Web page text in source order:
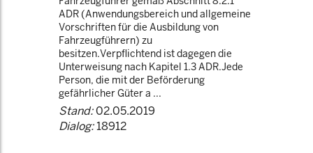
ADR (Anwendungsbereich und allgemeine
Vorschriften für die Ausbildung von
Fahrzeugführern) zu
besitzen.Verpflichtend ist dagegen die
Unterweisung nach Kapitel 1.3 ADR.Jede
Person, die mit der Beförderung
gefährlicher Güter a ...
Stand:02.05.2019
Dialog:18912